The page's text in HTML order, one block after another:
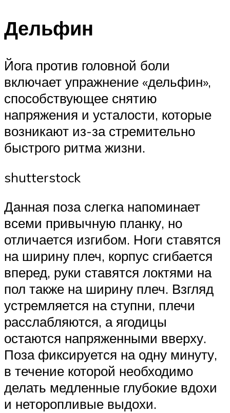
Дельфин
Йога против головной боли
включает упражнение «дельфин»,
способствующее снятию
напряжения и усталости, которые
возникают из-за стремительно
быстрого ритма жизни.
shutterstock
Данная поза слегка напоминает
всеми привычную планку, но
отличается изгибом. Ноги ставятся
на ширину плеч, корпус сгибается
вперед, руки ставятся локтями на
пол также на ширину плеч. Взгляд
устремляется на ступни, плечи
расслабляются, а ягодицы
остаются напряженными вверху.
Поза фиксируется на одну минуту,
в течение которой необходимо
делать медленные глубокие вдохи
и неторопливые выдохи.